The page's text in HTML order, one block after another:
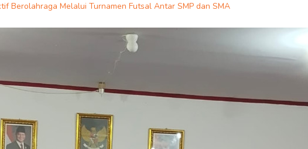
Berolahraga Melalui Turnamen Futsal Antar SMP dan SMA